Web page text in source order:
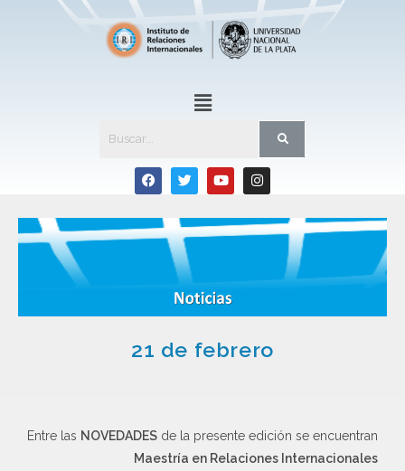
21 de febrero
Entre las NOVEDADES de la presente edición se encuentran
Maestría en Relaciones Internacionales